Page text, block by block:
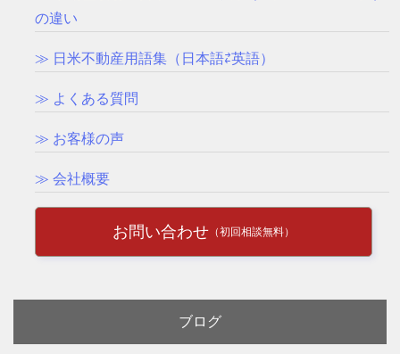
の違い
≫ 日米不動産用語集（日本語⇄英語）
≫ よくある質問
≫ お客様の声
≫ 会社概要
お問い合わせ （初回相談無料）
ブログ